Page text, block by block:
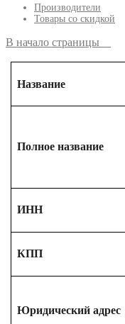
Производители
Товары со скидкой
В начало страницы
Название
Полное название
ИНН
КПП
Юридический адрес